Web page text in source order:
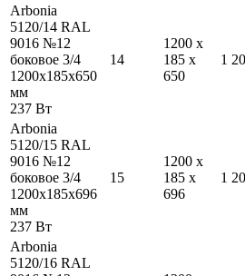
Arbonia
5120/14 RAL
9016 №12
боковое 3/4
1200x185x650
мм
237 Вт
14
1200 x
185 x
650
1
Arbonia
5120/15 RAL
9016 №12
боковое 3/4
1200x185x696
мм
237 Вт
15
1200 x
185 x
696
1
Arbonia
5120/16 RAL